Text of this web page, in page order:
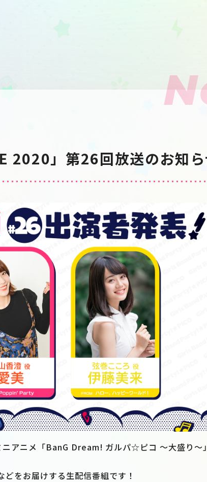
2020」第26回放送のお知
ニアニメ「BanG Dream! ガルパ☆ピコ ～大盛り～
をお届けする生配信番組です！